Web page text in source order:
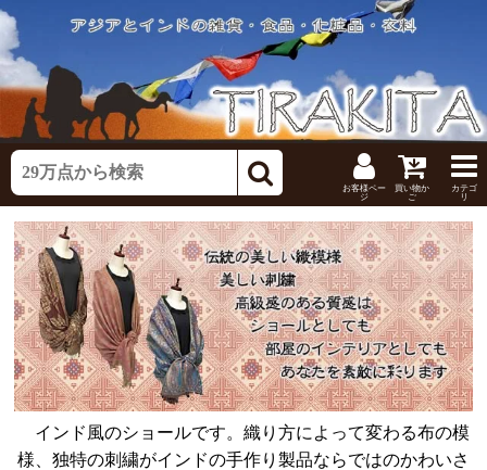
お客様ペー
ジ
買い物か
ご
カテゴ
リ
インド風のショールです。織り方によって変わる布の模
様、独特の刺繍がインドの手作り製品ならではのかわいさ